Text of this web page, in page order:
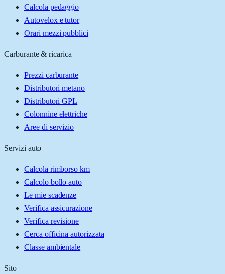
Calcola pedaggio
Autovelox e tutor
Orari mezzi pubblici
Carburante & ricarica
Prezzi carburante
Distributori metano
Distributori GPL
Colonnine elettriche
Aree di servizio
Servizi auto
Calcola rimborso km
Calcolo bollo auto
Le mie scadenze
Verifica assicurazione
Verifica revisione
Cerca officina autorizzata
Classe ambientale
Sito